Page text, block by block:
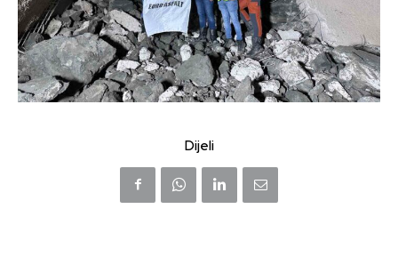
Dijeli